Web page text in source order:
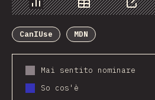
Grafico Dati
CanIUse
MDN
Mai sentito nominare
So cos'è